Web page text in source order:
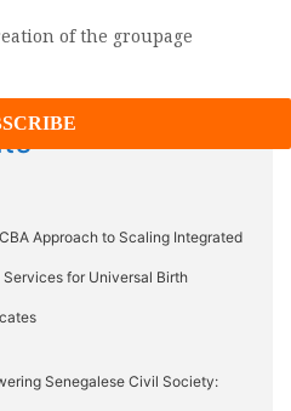
of the groupage
CBA Approach to Scaling Integrated
Services for Universal Birth
Senegalese Civil Society: